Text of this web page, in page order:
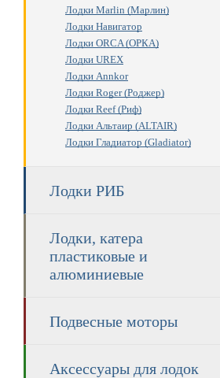
Лодки Marlin (Марлин)
Лодки Навигатор
Лодки ORCA (ОРКА)
Лодки UREX
Лодки Annkor
Лодки Roger (Роджер)
Лодки Reef (Риф)
Лодки Альтаир (ALTAIR)
Лодки Гладиатор (Gladiator)
Лодки РИБ
Лодки, катера
пластиковые и
алюминиевые
Подвесные моторы
Аксессуары для лодок